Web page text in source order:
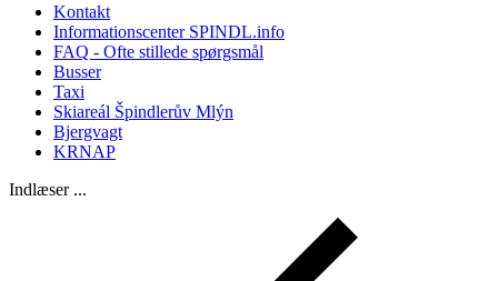
Kontakt
Informationscenter SPINDL.info
FAQ - Ofte stillede spørgsmål
Busser
Taxi
Skiareál Špindlerův Mlýn
Bjergvagt
KRNAP
Indlæser ...